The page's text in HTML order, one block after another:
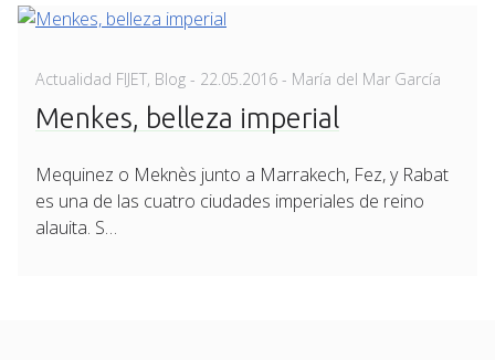
Actualidad FIJET, Blog - Posted
22.05.2016 - María del Mar García
Menkes, belleza imperial
Mequinez o Meknès junto a Marrakech, Fez, y Rabat
es una de las cuatro ciudades imperiales de reino
alauita. S…